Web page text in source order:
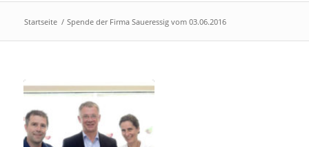
Startseite / Spende der Firma Saueressig vom 03.06.2016